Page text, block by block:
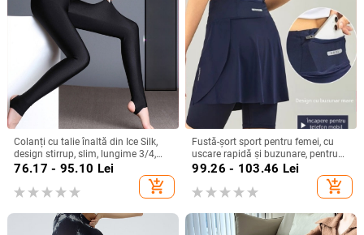
Colanți cu talie înaltă din Ice Silk,
design stirrup, slim, lungime 3/4,
pentru femei din Nylon
76.17 - 95.10 Lei
add_shopping_cart
Fustă-șort sport pentru femei, cu
uscare rapidă și buzunare, pentru
badminton, tenis, yoga și alergare.
99.26 - 103.46 Lei
add_shopping_cart